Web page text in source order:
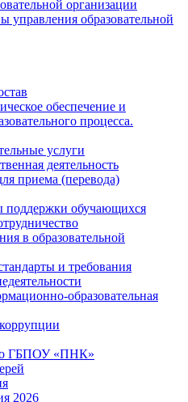
организации
управления образовательной
обеспечение и
процесса.
услуги
деятельность
приема (перевода)
обучающихся
в образовательной
и требования
образовательная
ГБПОУ «ПНК»
2026